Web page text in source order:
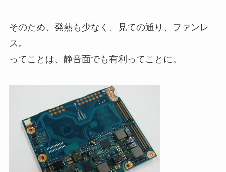
そのため、発熱も少なく、見ての通り、ファンレ
ス。
ってことは、静音面でも有利ってことに。